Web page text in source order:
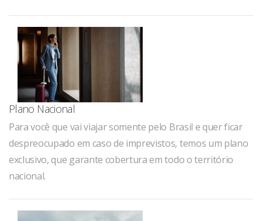
Plano Nacional
Para você que vai viajar somente pelo Brasil e quer ficar
despreocupado em caso de imprevistos, temos um plano
exclusivo, que garante cobertura em todo o território
nacional.